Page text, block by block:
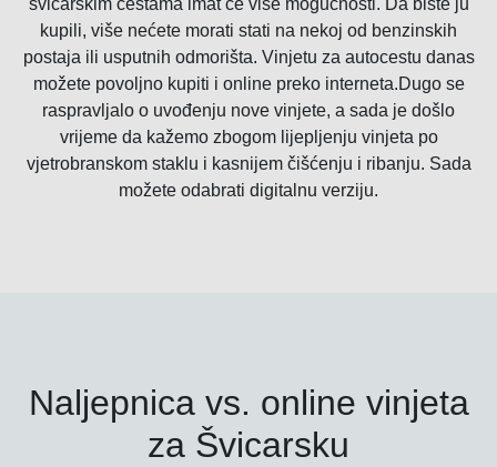
švicarskim cestama imat će više mogućnosti. Da biste ju
kupili, više nećete morati stati na nekoj od benzinskih
postaja ili usputnih odmorišta. Vinjetu za autocestu danas
možete povoljno kupiti i online preko interneta.Dugo se
raspravljalo o uvođenju nove vinjete, a sada je došlo
vrijeme da kažemo zbogom lijepljenju vinjeta po
vjetrobranskom staklu i kasnijem čišćenju i ribanju. Sada
možete odabrati digitalnu verziju.
Naljepnica vs. online vinjeta
za Švicarsku